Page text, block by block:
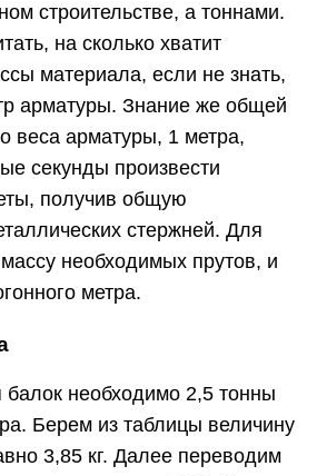
строительстве, а тоннами.
на сколько хватит
материала, если не знать,
арматуры. Знание же общей
веса арматуры, 1 метра,
секунды произвести
получив общую
стержней. Для
необходимых прутов, и
метра.
необходимо 2,5 тонны
Берем из таблицы величину
3,85 кг. Далее переводим